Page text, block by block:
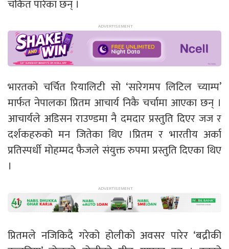
चकित पारेका छन् ।
भारतको चर्चित रियालिटी सो ‘सारेगमप लिटिल च्याम्प’
मार्फत नेपालका प्रितम आचार्य निकै चर्चामा आएका छन् ।
आचार्यले अडिसन राउण्डमा नै दमदार प्रस्तुति दिएर जज र
दर्शकहरुको मन जितेका थिए ।प्रितम र भारतीय अर्का
प्रतिस्पर्धी मोहम्मद फैजले संयुक्त रुपमा प्रस्तुति दिएका थिए
।
प्रितमले नजिकिदै गरेको होलीको अवसर पारेर ‘बद्रीकी